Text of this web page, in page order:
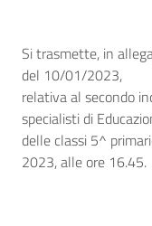
Si trasmette, in
del 10/01/2023,
relativa al secondo
specialisti di
delle classi 5^
2023, alle ore 16.45.